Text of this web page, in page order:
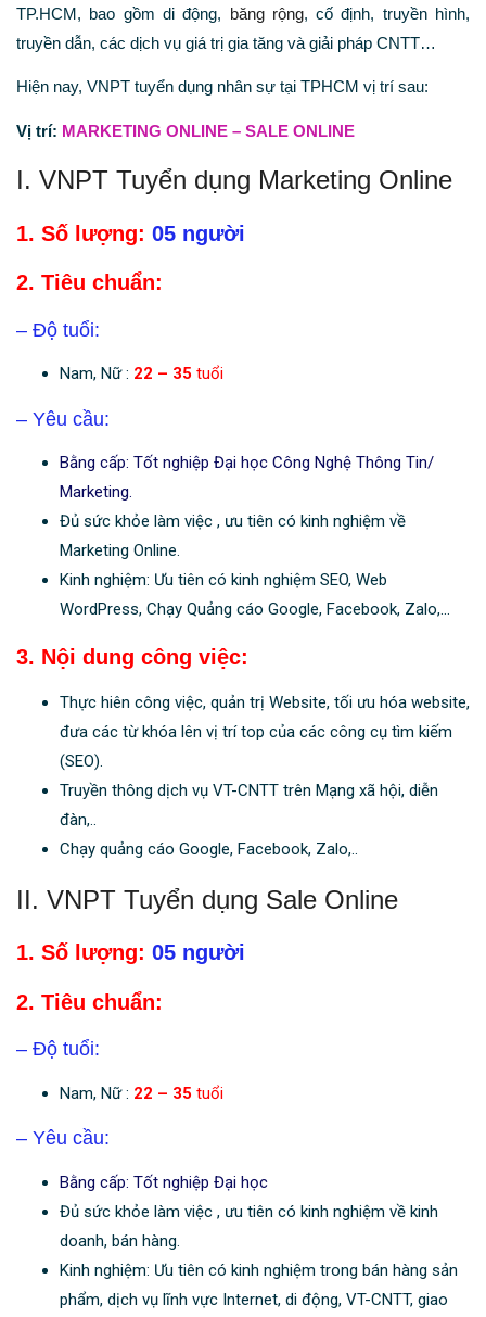
TP.HCM, bao gồm di động, băng rộng, cố định, truyền hình,
truyền dẫn, các dịch vụ giá trị gia tăng và giải pháp CNTT…
Hiện nay, VNPT tuyển dụng nhân sự tại TPHCM vị trí sau:
Vị trí: MARKETING ONLINE – SALE ONLINE
I. VNPT Tuyển dụng Marketing Online
1. Số lượng: 05 người
2. Tiêu chuẩn:
– Độ tuổi:
Nam, Nữ : 22 – 35 tuổi
– Yêu cầu:
Bằng cấp: Tốt nghiệp Đại học Công Nghệ Thông Tin/
Marketing.
Đủ sức khỏe làm việc , ưu tiên có kinh nghiệm về
Marketing Online.
Kinh nghiệm: Ưu tiên có kinh nghiệm SEO, Web
WordPress, Chạy Quảng cáo Google, Facebook, Zalo,…
3. Nội dung công việc:
Thực hiên công việc, quản trị Website, tối ưu hóa website,
đưa các từ khóa lên vị trí top của các công cụ tìm kiếm
(SEO).
Truyền thông dịch vụ VT-CNTT trên Mạng xã hội, diễn
đàn,..
Chạy quảng cáo Google, Facebook, Zalo,..
II. VNPT Tuyển dụng Sale Online
1. Số lượng: 05 người
2. Tiêu chuẩn:
– Độ tuổi:
Nam, Nữ : 22 – 35 tuổi
– Yêu cầu:
Bằng cấp: Tốt nghiệp Đại học
Đủ sức khỏe làm việc , ưu tiên có kinh nghiệm về kinh
doanh, bán hàng.
Kinh nghiệm: Ưu tiên có kinh nghiệm trong bán hàng sản
phẩm, dịch vụ lĩnh vực Internet, di động, VT-CNTT, giao